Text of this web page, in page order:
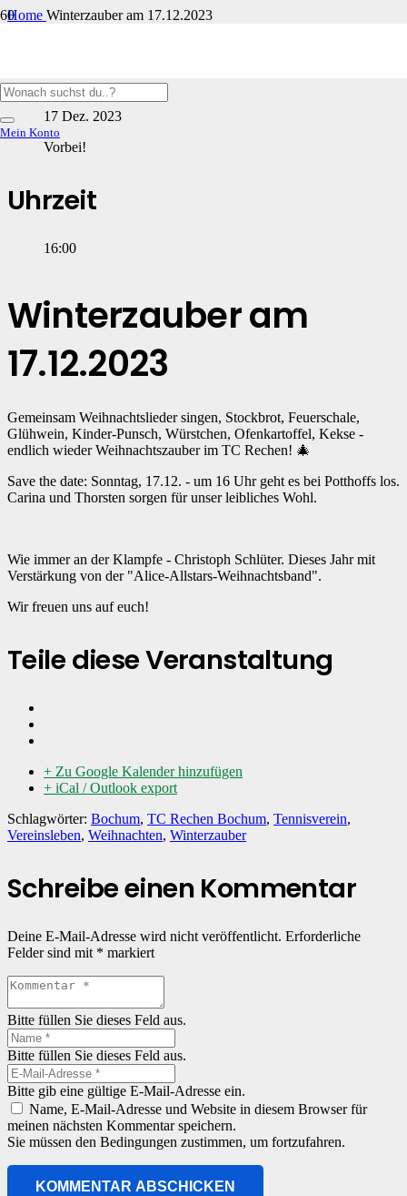
Mein Konto
Home Winterzauber am 17.12.2023
17 Dez. 2023
Vorbei!
Uhrzeit
16:00
Winterzauber am
17.12.2023
Gemeinsam Weihnachtslieder singen, Stockbrot, Feuerschale,
Glühwein, Kinder-Punsch, Würstchen, Ofenkartoffel, Kekse -
endlich wieder Weihnachtszauber im TC Rechen! 🎄
Save the date: Sonntag, 17.12. - um 16 Uhr geht es bei Potthoffs los.
Carina und Thorsten sorgen für unser leibliches Wohl.
Wie immer an der Klampfe - Christoph Schlüter. Dieses Jahr mit
Verstärkung von der "Alice-Allstars-Weihnachtsband".
Wir freuen uns auf euch!
Teile diese Veranstaltung
+ Zu Google Kalender hinzufügen
+ iCal / Outlook export
Schlagwörter: Bochum, TC Rechen Bochum, Tennisverein,
Vereinsleben, Weihnachten, Winterzauber
Schreibe einen Kommentar
Deine E-Mail-Adresse wird nicht veröffentlicht. Erforderliche
Felder sind mit * markiert
Bitte füllen Sie dieses Feld aus.
Bitte füllen Sie dieses Feld aus.
Bitte gib eine gültige E-Mail-Adresse ein.
Name, E-Mail-Adresse und Website in diesem Browser für
meinen nächsten Kommentar speichern.
Sie müssen den Bedingungen zustimmen, um fortzufahren.
KOMMENTAR ABSCHICKEN